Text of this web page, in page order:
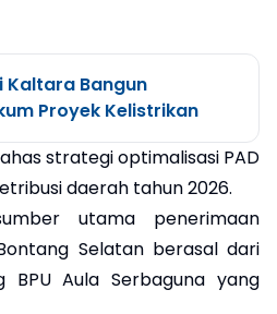
Kaltara Bangun
Proyek Kelistrikan
strategi optimalisasi PAD
daerah tahun 2026.
utama penerimaan
Selatan berasal dari
BPU Aula Serbaguna yang